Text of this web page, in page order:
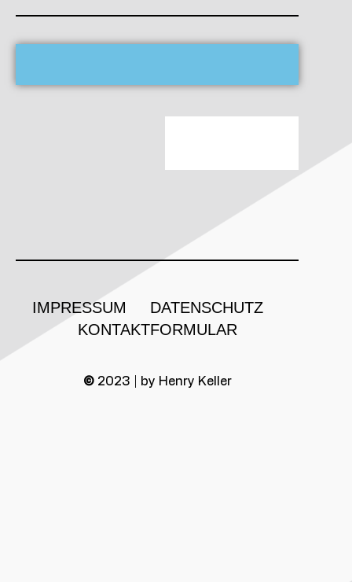
IMPRESSUM
DATENSCHUTZ
KONTAKTFORMULAR
©2023 | by Henry Keller